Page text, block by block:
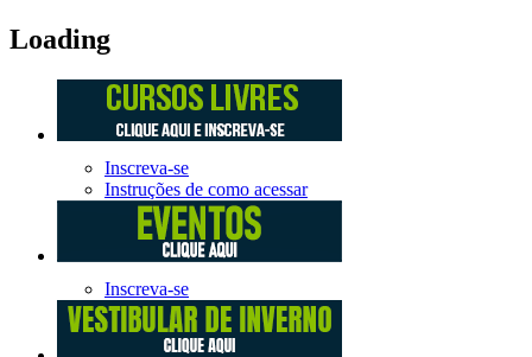
Loading
Inscreva-se
Instruções de como acessar
Inscreva-se